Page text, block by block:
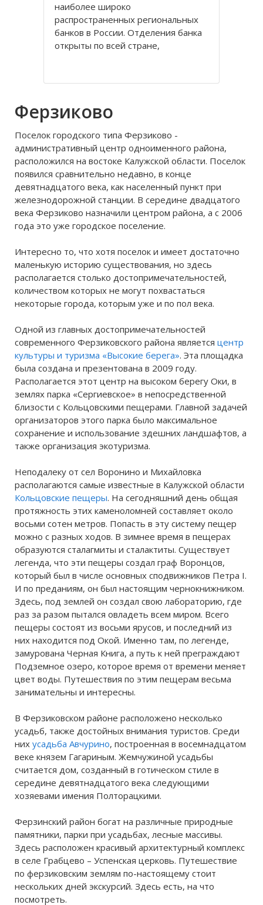
наиболее широко
распространенных региональных
банков в России. Отделения банка
открыты по всей стране,
начинается 2 ноября 1990 г., когда
управление «Агропромбанка СССР»
Ферзиково
Поселок городского типа Ферзиково -
административный центр одноименного района,
расположился на востоке Калужской области. Поселок
появился сравнительно недавно, в конце
девятнадцатого века, как населенный пункт при
железнодорожной станции. В середине двадцатого
века Ферзиково назначили центром района, а с 2006
года это уже городское поселение.
Интересно то, что хотя поселок и имеет достаточно
маленькую историю существования, но здесь
располагается столько достопримечательностей,
количеством которых не могут похвастаться
некоторые города, которым уже и по пол века.
Одной из главных достопримечательностей
современного Ферзиковского района является центр
культуры и туризма «Высокие берега». Эта площадка
была создана и презентована в 2009 году.
Располагается этот центр на высоком берегу Оки, в
землях парка «Сергиевское» в непосредственной
близости с Кольцовскими пещерами. Главной задачей
организаторов этого парка было максимальное
сохранение и использование здешних ландшафтов, а
также организация экотуризма.
Неподалеку от сел Воронино и Михайловка
располагаются самые известные в Калужской области
Кольцовские пещеры. На сегодняшний день общая
протяжность этих каменоломней составляет около
восьми сотен метров. Попасть в эту систему пещер
можно с разных ходов. В зимнее время в пещерах
образуются сталагмиты и сталактиты. Существует
легенда, что эти пещеры создал граф Воронцов,
который был в числе основных сподвижников Петра І.
И по преданиям, он был настоящим чернокнижником.
Здесь, под землей он создал свою лабораторию, где
раз за разом пытался овладеть всем миром. Всего
пещеры состоят из восьми ярусов, и последний из
них находится под Окой. Именно там, по легенде,
замурована Черная Книга, а путь к ней преграждают
Подземное озеро, которое время от времени меняет
цвет воды. Путешествия по этим пещерам весьма
занимательны и интересны.
В Ферзиковском районе расположено несколько
усадьб, также достойных внимания туристов. Среди
них усадьба Авчурино, построенная в восемнадцатом
веке князем Гагариным. Жемчужиной усадьбы
считается дом, созданный в готическом стиле в
середине девятнадцатого века следующими
хозяевами имения Полторацкими.
Ферзинский район богат на различные природные
памятники, парки при усадьбах, лесные массивы.
Здесь расположен красивый архитектурный комплекс
в селе Грабцево – Успенская церковь. Путешествие
по ферзиковским землям по-настоящему стоит
нескольких дней экскурсий. Здесь есть, на что
посмотреть.